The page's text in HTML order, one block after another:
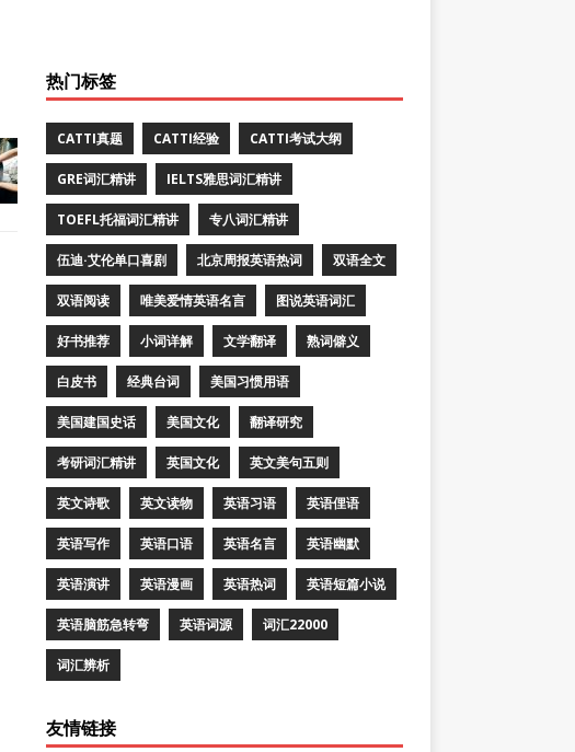
热门标签
CATTI真题 CATTI经验 CATTI考试大纲
GRE词汇精讲 IELTS雅思词汇精讲
TOEFL托福词汇精讲 专八词汇精讲
伍迪·艾伦单口喜剧 北京周报英语热词 双语全文
双语阅读 唯美爱情英语名言 图说英语词汇
好书推荐 小词详解 文学翻译 熟词僻义
白皮书 经典台词 美国习惯用语
美国建国史话 美国文化 翻译研究
考研词汇精讲 英国文化 英文美句五则
英文诗歌 英文读物 英语习语 英语俚语
英语写作 英语口语 英语名言 英语幽默
英语演讲 英语漫画 英语热词 英语短篇小说
英语脑筋急转弯 英语词源 词汇22000
词汇辨析
友情链接